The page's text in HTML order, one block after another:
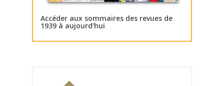
Accéder aux sommaires des revues de
1939 à aujourd’hui